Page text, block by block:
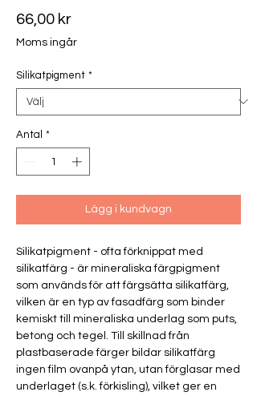
66,00 krPris
Moms ingår
Silikatpigment *
Antal *
Lägg i kundvagn
Silikatpigment - ofta förknippat med
silikatfärg - är mineraliska färgpigment
som används för att färgsätta silikatfärg,
vilken är en typ av fasadfärg som binder
kemiskt till mineraliska underlag som puts,
betong och tegel. Till skillnad från
plastbaserade färger bildar silikatfärg
ingen film ovanpå ytan, utan förglasar med
underlaget (s.k. förkisling), vilket ger en